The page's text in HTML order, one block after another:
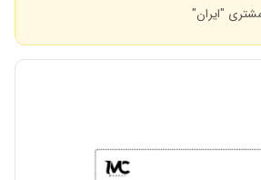
"ایران"